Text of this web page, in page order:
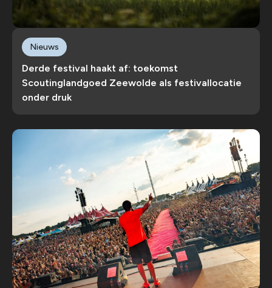
Derde festival haakt af: toekomst
Scoutinglandgoed Zeewolde als festivallocatie
onder druk
Nieuws